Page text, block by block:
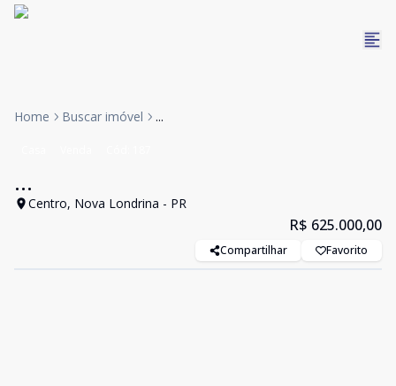
Home Buscar imóvel ...
...
Centro, Nova Londrina - PR
R$ 625.000,00
Compartilhar Favorito